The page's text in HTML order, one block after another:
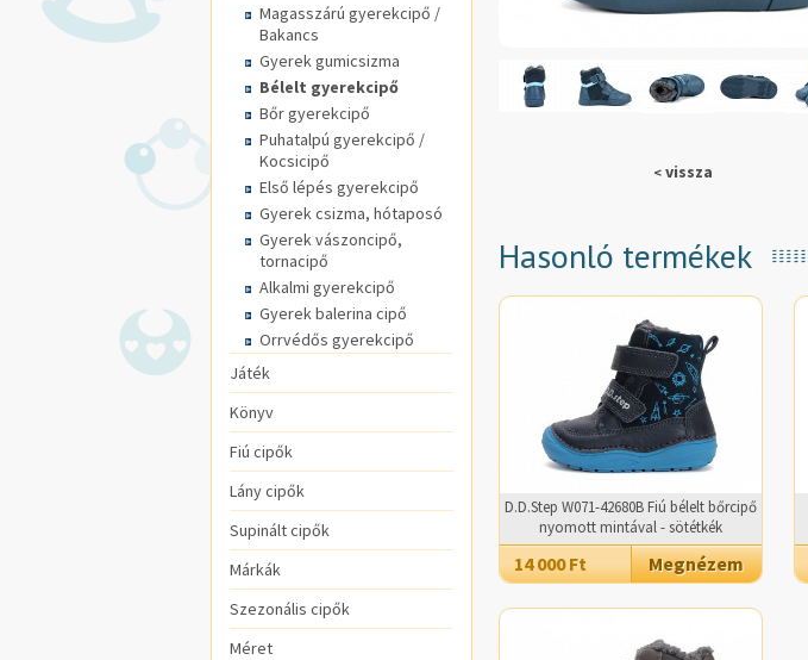
Magasszárú gyerekcipő /
Bakancs
Gyerek gumicsizma
Bélelt gyerekcipő
Bőr gyerekcipő
Puhatalpú gyerekcipő /
Kocsicipő
Első lépés gyerekcipő
Gyerek csizma, hótaposó
Gyerek vászoncipő,
tornacipő
Alkalmi gyerekcipő
Gyerek balerina cipő
Orrvédős gyerekcipő
Játék
Könyv
Fiú cipők
Lány cipők
Supinált cipők
Márkák
Szezonális cipők
Méret
< vissza
Hasonló termékek
D.D.Step W071-42680B Fiú bélelt bőrcipő
nyomott mintával - sötétkék
14 000 Ft Megnézem